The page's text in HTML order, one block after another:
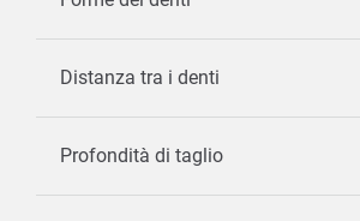
Distanza tra i denti
Profondità di taglio